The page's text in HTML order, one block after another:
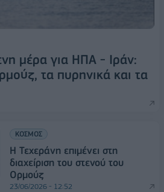
μέρα για ΗΠΑ - Ιράν:
τα πυρηνικά και τα
ΚΟΣΜΟΣ
Η Τεχεράνη επιμένει στη
διαχείριση του στενού του
Ορμούζ
23/06/2026 - 12:52